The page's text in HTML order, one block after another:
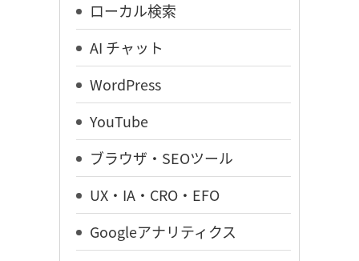
ローカル検索
AI チャット
WordPress
YouTube
ブラウザ・SEOツール
UX・IA・CRO・EFO
Googleアナリティクス